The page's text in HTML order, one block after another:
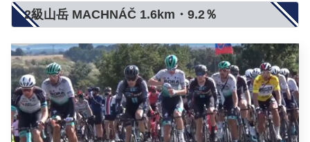
2級山岳 MACHNÁČ 1.6km・9.2％